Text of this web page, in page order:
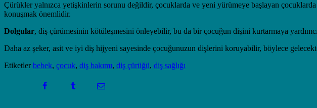
Çürükler yalnızca yetişkinlerin sorunu değildir, çocuklarda ve yeni yürümeye başlayan
konuşmak önemlidir.
Dolgular, diş çürümesinin kötüleşmesini önleyebilir, bu da bir çocuğun dişini kurtarmaya
Daha az şeker, asit ve iyi diş hijyeni sayesinde çocuğunuzun dişlerini koruyabilir, böylece
Etiketler bebek, çocuk, diş bakımı, diş çürüğü, diş sağlığı